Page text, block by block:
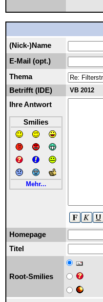
(Nick-)Name
E-Mail (opt.)
Thema
Betrifft (IDE)
VB 2012
Ihre Antwort
Smilies
Mehr...
Homepage
Titel
Root-Smilies